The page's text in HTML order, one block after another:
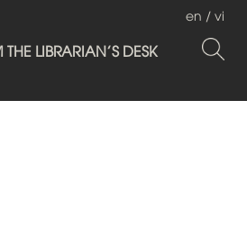
THE LIBRARIAN'S DESK
en / vi